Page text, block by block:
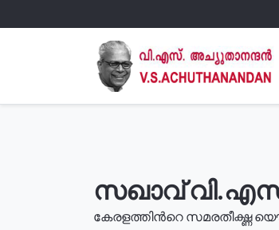
സഖാവ്
കേരളത്തിൻറെ സമരതീക്ഷ്ണ